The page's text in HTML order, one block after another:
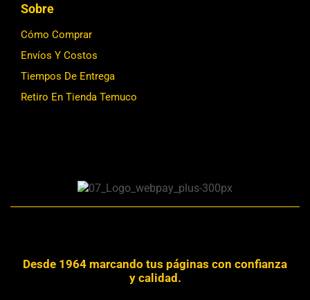
Sobre
Cómo Comprar
Envíos Y Costos
Tiempos De Entrega
Retiro En Tienda Temuco
Desde 1964 marcando tus páginas con confianza
y calidad.